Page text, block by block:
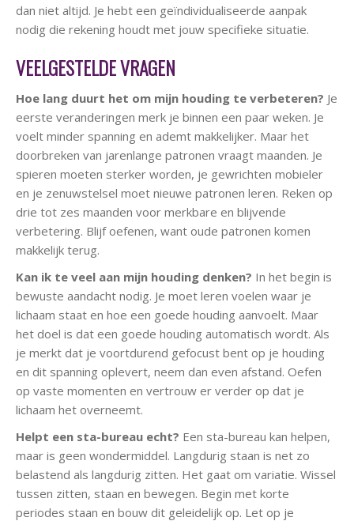
dan niet altijd. Je hebt een geïndividualiseerde aanpak
nodig die rekening houdt met jouw specifieke situatie.
VEELGESTELDE VRAGEN
Hoe lang duurt het om mijn houding te verbeteren? Je
eerste veranderingen merk je binnen een paar weken. Je
voelt minder spanning en ademt makkelijker. Maar het
doorbreken van jarenlange patronen vraagt maanden. Je
spieren moeten sterker worden, je gewrichten mobieler
en je zenuwstelsel moet nieuwe patronen leren. Reken op
drie tot zes maanden voor merkbare en blijvende
verbetering. Blijf oefenen, want oude patronen komen
makkelijk terug.
Kan ik te veel aan mijn houding denken? In het begin is
bewuste aandacht nodig. Je moet leren voelen waar je
lichaam staat en hoe een goede houding aanvoelt. Maar
het doel is dat een goede houding automatisch wordt. Als
je merkt dat je voortdurend gefocust bent op je houding
en dit spanning oplevert, neem dan even afstand. Oefen
op vaste momenten en vertrouw er verder op dat je
lichaam het overneemt.
Helpt een sta-bureau echt? Een sta-bureau kan helpen,
maar is geen wondermiddel. Langdurig staan is net zo
belastend als langdurig zitten. Het gaat om variatie. Wissel
tussen zitten, staan en bewegen. Begin met korte
periodes staan en bouw dit geleidelijk op. Let op je